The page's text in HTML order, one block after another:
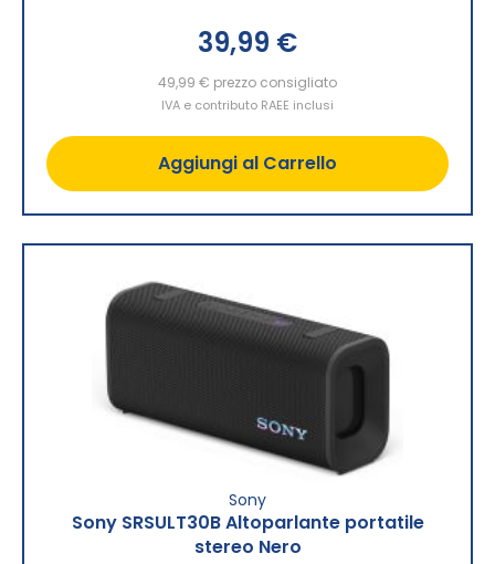
39,99 €
49,99 € prezzo consigliato
IVA e contributo RAEE inclusi
Aggiungi al Carrello
Sony
Sony SRSULT30B Altoparlante portatile
stereo Nero